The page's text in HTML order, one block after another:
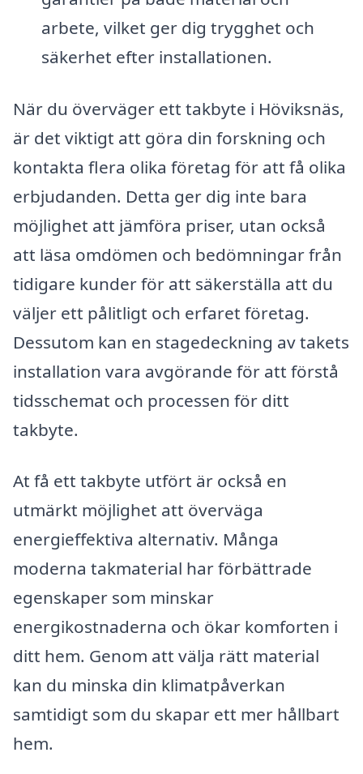
arbete, vilket ger dig trygghet och
säkerhet efter installationen.
När du överväger ett takbyte i Höviksnäs,
är det viktigt att göra din forskning och
kontakta flera olika företag för att få olika
erbjudanden. Detta ger dig inte bara
möjlighet att jämföra priser, utan också
att läsa omdömen och bedömningar från
tidigare kunder för att säkerställa att du
väljer ett pålitligt och erfaret företag.
Dessutom kan en stagedeckning av takets
installation vara avgörande för att förstå
tidsschemat och processen för ditt
takbyte.
At få ett takbyte utfört är också en
utmärkt möjlighet att överväga
energieffektiva alternativ. Många
moderna takmaterial har förbättrade
egenskaper som minskar
energikostnaderna och ökar komforten i
ditt hem. Genom att välja rätt material
kan du minska din klimatpåverkan
samtidigt som du skapar ett mer hållbart
hem.